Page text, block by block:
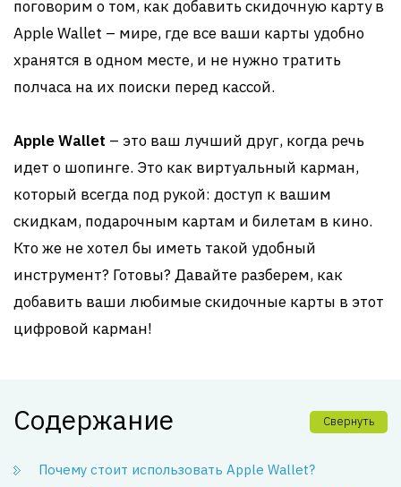
поговорим о том, как добавить скидочную карту в
Apple Wallet – мире, где все ваши карты удобно
хранятся в одном месте, и не нужно тратить
полчаса на их поиски перед кассой.
Apple Wallet – это ваш лучший друг, когда речь
идет о шопинге. Это как виртуальный карман,
который всегда под рукой: доступ к вашим
скидкам, подарочным картам и билетам в кино.
Кто же не хотел бы иметь такой удобный
инструмент? Готовы? Давайте разберем, как
добавить ваши любимые скидочные карты в этот
цифровой карман!
Содержание Свернуть
Почему стоит использовать Apple Wallet?